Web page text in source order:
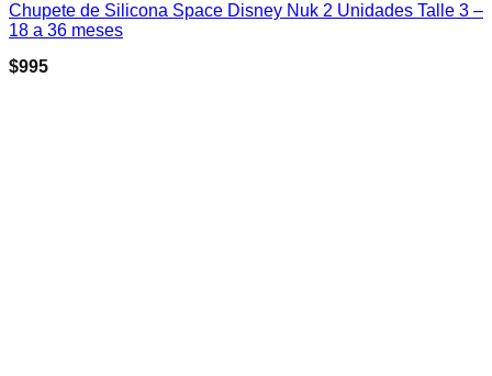
Chupete de Silicona Space Disney Nuk 2 Unidades Talle 3 –
18 a 36 meses
$995